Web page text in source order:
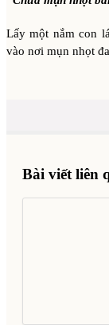
Lấy một nắm con
vào nơi mụn nhọt
Bài viết liên